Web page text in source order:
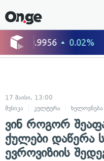
17 მაისი, 13:00
მუსიკა
კულტურა ხელოვნება
ვინ როგორ
ქულები დაწერა
ევროვიზიის